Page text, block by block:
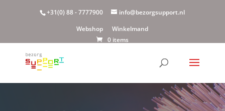
+31(0) 88 - 7777900
info@bezorgsupport.nl
Webshop
Winkelmand
0 items